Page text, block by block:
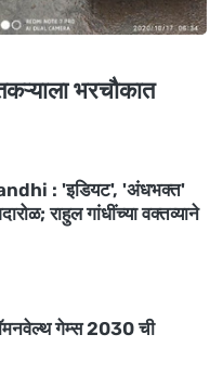
भरचौकात
: 'इडियट', 'अंधभक्त'
राहुल गांधींच्या वक्तव्याने
गेम्स 2030 ची